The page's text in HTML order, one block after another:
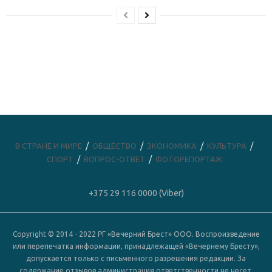
В СТРАНЕ И МИРЕ ОБЩЕСТВО ЭКОНОМИКА
КУЛЬТУРА
СПОРТ
ВОПРОС-ОТВЕТ ФОТОРЕПОРТАЖ
+375 29 116 0000 (Viber)
Copyright © 2014 - 2022 РГ «Вечерний Брест» ООО. Воспроизведение
или перепечатка информации, принадлежащей «Вечернему Бресту»,
допускается только с письменного разрешения редакции. За